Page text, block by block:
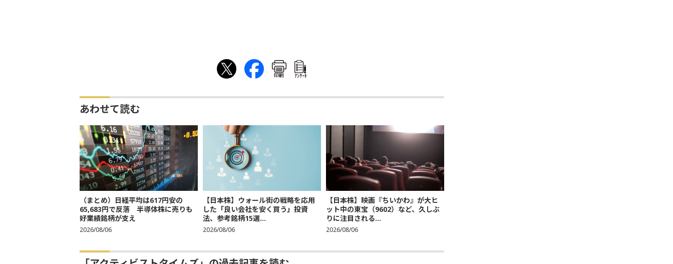
印刷 ｱﾝｹｰﾄ
あわせて読む
（まとめ）日経平均は617円安の
65,683円で反落 半導体株に売りも
好業績銘柄が支え
2026/08/06
【日本株】ウォール街の戦略を応用
した「良い会社を安く買う」投資
法、参考銘柄15選...
2026/08/06
【日本株】映画『ちいかわ』が大ヒ
ット中の東宝（9602）など、久しぶ
りに注目される...
2026/08/06